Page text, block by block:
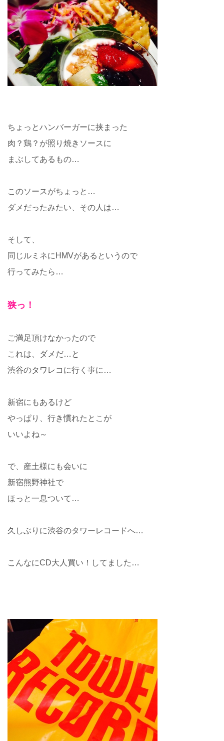
ちょっとハンバーガーに挟まった
肉？鶏？が照り焼きソースに
まぶしてあるもの…
このソースがちょっと…
ダメだったみたい、その人は…
そして、
同じルミネにHMVがあるというので
行ってみたら…
狭っ！
ご満足頂けなかったので
これは、ダメだ…と
渋谷のタワレコに行く事に…
新宿にもあるけど
やっぱり、行き慣れたとこが
いいよね～
で、産土様にも会いに
新宿熊野神社で
ほっと一息ついて…
久しぶりに渋谷のタワーレコードへ…
こんなにCD大人買い！してました…